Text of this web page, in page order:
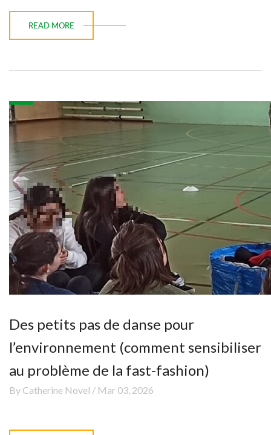
READ MORE
Des petits pas de danse pour
l’environnement (comment sensibiliser
au problème de la fast-fashion)
By Catherine Novel / Mar 03, 2026